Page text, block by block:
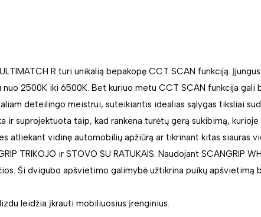
R turi unikalią bepakopę CCT SCAN funkciją.
2500K iki 6500K. Bet kuriuo metu CCT SCAN funkcija
deteilingo meistrui, suteikiantis idealias sąlygas tiksliai
ir suprojektuota taip, kad rankena turėtų gerą sukibimą,
atliekant vidinę automobilių apžiūrą ar tikrinant kitas siauras
TRIKOJO ir STOVO SU RATUKAIS. Naudojant SCANGRIP
Ši dvigubo apšvietimo galimybė užtikrina puikų
leidžia įkrauti mobiliuosius įrenginius.